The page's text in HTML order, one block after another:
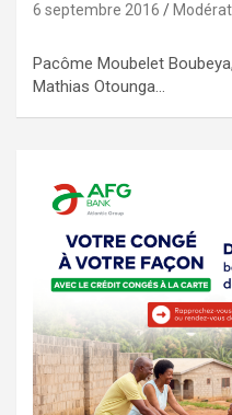
6 septembre 2016
De
Pacôme Moubelet
Mathias Otounga…